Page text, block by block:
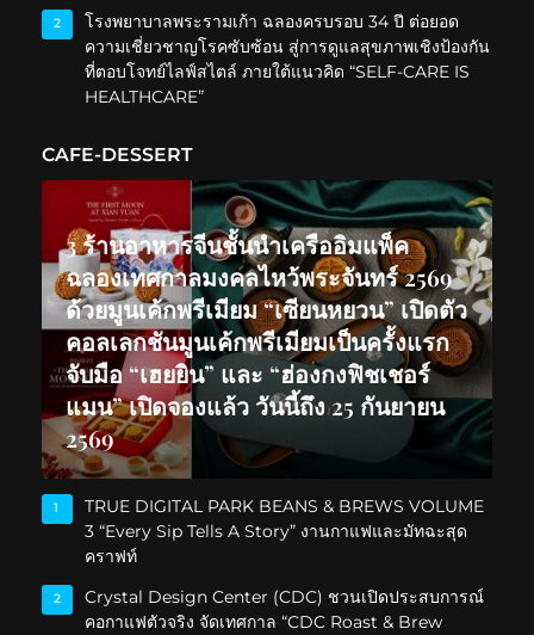
2
โรงพยาบาลพระรามเก้า ฉลองครบรอบ 34 ปี ต่อยอด
ความเชี่ยวชาญโรคซับซ้อน สู่การดูแลสุขภาพเชิงป้องกัน
ที่ตอบโจทย์ไลฟ์สไตล์ ภายใต้แนวคิด “SELF-CARE IS
HEALTHCARE”
CAFE-DESSERT
3 ร้านอาหารจีนชั้นนำเครืออิมแพ็ค
ฉลองเทศกาลมงคลไหว้พระจันทร์ 2569
ด้วยมูนเค้กพรีเมียม “เซียนหยวน” เปิดตัว
คอลเลกชันมูนเค้กพรีเมียมเป็นครั้งแรก
จับมือ “เฮยยิน” และ “ฮ่องกงฟิชเชอร์
แมน” เปิดจองแล้ว วันนี้ถึง 25 กันยายน
2569
1
TRUE DIGITAL PARK BEANS & BREWS VOLUME
3 “Every Sip Tells A Story” งานกาแฟและมัทฉะสุด
คราฟท์
2
Crystal Design Center (CDC) ชวนเปิดประสบการณ์
คอกาแฟตัวจริง จัดเทศกาล “CDC Roast & Brew